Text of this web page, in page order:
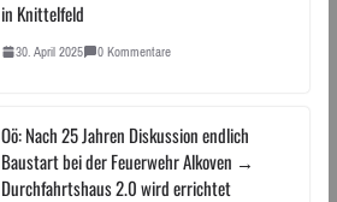
in Knittelfeld
30. April 2025 0 Kommentare
Oö: Nach 25 Jahren Diskussion endlich
Baustart bei der Feuerwehr Alkoven →
Durchfahrtshaus 2.0 wird errichtet